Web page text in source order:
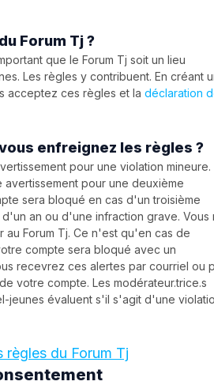
Forum Tj ?
que le Forum Tj soit un lieu
Les règles y contribuent. En créant
acceptez ces règles et ladéclaration
enfreignez les règles ?
pour une violation mineure.
pour une deuxième
sera bloqué en cas d'un troisième
an ou d'une infraction grave. Vous
Forum Tj. Ce n'est qu'en cas de
compte sera bloqué avec un
recevrez ces alertes par courriel ou
votre compte. Les modérateur.trice.s
jeunes évaluent s'il s'agit d'une
règles du Forum Tj